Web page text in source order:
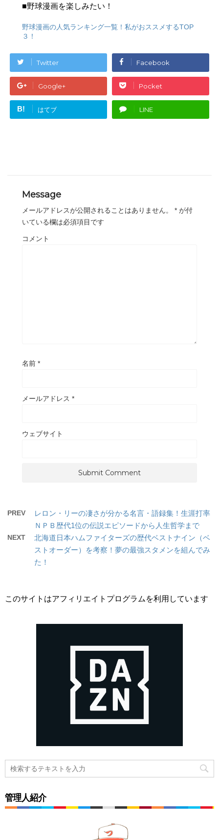
■野球漫画を楽しみたい！
野球漫画の人気ランキング一覧！私がおススメするTOP
３！
Twitter Facebook
Google+ Pocket
B! はてブ LINE
Message
メールアドレスが公開されることはありません。 * が付
いている欄は必須項目です
コメント
名前 *
メールアドレス *
ウェブサイト
PREV
レロン・リーの凄さが分かる名言・語録集！生涯打率
ＮＰＢ歴代1位の伝説エピソードから人生哲学まで
NEXT
北海道日本ハムファイターズの歴代ベストナイン（ベ
ストオーダー）を考察！夢の最強スタメンを組んでみ
た！
このサイトはアフィリエイトプログラムを利用しています
管理人紹介